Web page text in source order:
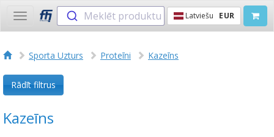
Toggle
navigation
Meklēt produktu Latviešu EUR
Sporta Uzturs Proteīni Kazeīns
Rādīt filtrus
Kazeīns